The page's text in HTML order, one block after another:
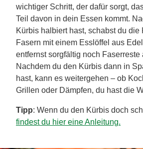
wichtiger Schritt, der dafür sorgt,
Teil davon in dein Essen kommt.
Kürbis halbiert hast, schabst du die
Fasern mit einem Esslöffel aus
entfernst sorgfältig noch Faserreste
Nachdem du den Kürbis dann in
hast, kann es weitergehen – ob
Grillen oder Dämpfen, du hast die
Tipp: Wenn du den Kürbis doch
findest du hier eine Anleitung.